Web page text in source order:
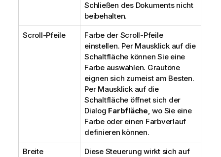
Schließen des Dokuments nicht
beibehalten.
Scroll-Pfeile
Farbe der Scroll-Pfeile
einstellen. Per Mausklick auf die
Schaltfläche können Sie eine
Farbe auswählen. Grautöne
eignen sich zumeist am Besten.
Per Mausklick auf die
Schaltfläche öffnet sich der
Dialog Farbfläche, wo Sie eine
Farbe oder einen Farbverlauf
definieren können.
Breite
Diese Steuerung wirkt sich auf